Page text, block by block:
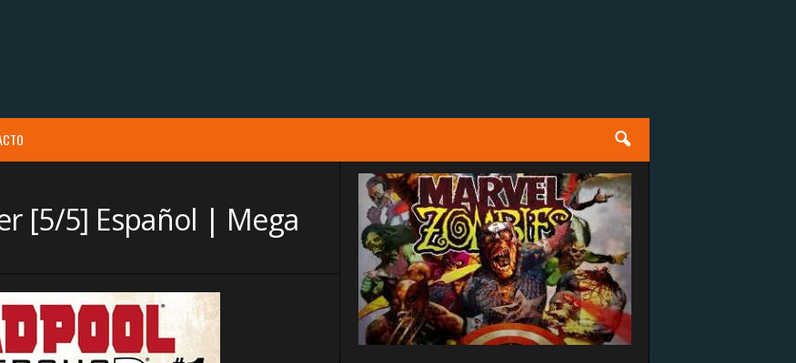
[5/5] Español | Mega